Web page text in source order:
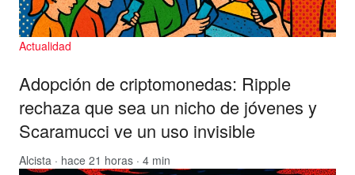
Actualidad
Adopción de criptomonedas: Ripple
rechaza que sea un nicho de jóvenes y
Scaramucci ve un uso invisible
Alcista · hace 21 horas · 4 min